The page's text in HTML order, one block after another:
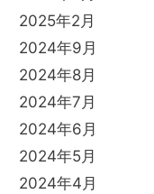
2025年2月
2024年9月
2024年8月
2024年7月
2024年6月
2024年5月
2024年4月